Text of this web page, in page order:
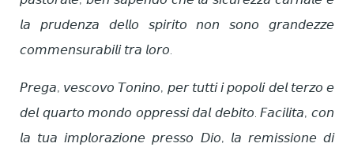
𝘭𝘢 𝘱𝘳𝘶𝘥𝘦𝘯𝘻𝘢 𝘥𝘦𝘭𝘭𝘰 𝘴𝘱𝘪𝘳𝘪𝘵𝘰 𝘯𝘰𝘯 𝘴𝘰𝘯𝘰 𝘨𝘳𝘢𝘯𝘥𝘦𝘻𝘻𝘦
𝘤𝘰𝘮𝘮𝘦𝘯𝘴𝘶𝘳𝘢𝘣𝘪𝘭𝘪 𝘵𝘳𝘢 𝘭𝘰𝘳𝘰.
𝘗𝘳𝘦𝘨𝘢, 𝘷𝘦𝘴𝘤𝘰𝘷𝘰 𝘛𝘰𝘯𝘪𝘯𝘰, 𝘱𝘦𝘳 𝘵𝘶𝘵𝘵𝘪 𝘪 𝘱𝘰𝘱𝘰𝘭𝘪 𝘥𝘦𝘭 𝘵𝘦𝘳𝘻𝘰 𝘦
𝘥𝘦𝘭 𝘲𝘶𝘢𝘳𝘵𝘰 𝘮𝘰𝘯𝘥𝘰 𝘰𝘱𝘱𝘳𝘦𝘴𝘴𝘪 𝘥𝘢𝘭 𝘥𝘦𝘣𝘪𝘵𝘰. 𝘍𝘢𝘤𝘪𝘭𝘪𝘵𝘢, 𝘤𝘰𝘯
𝘭𝘢 𝘵𝘶𝘢 𝘪𝘮𝘱𝘭𝘰𝘳𝘢𝘻𝘪𝘰𝘯𝘦 𝘱𝘳𝘦𝘴𝘴𝘰 𝘋𝘪𝘰, 𝘭𝘢 𝘳𝘦𝘮𝘪𝘴𝘴𝘪𝘰𝘯𝘦 𝘥𝘪